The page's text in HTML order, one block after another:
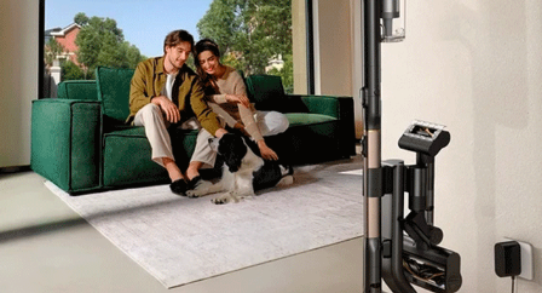
Верхнее расположение двигателя
Мощность
Казалось бы, это же не автомобиль, зачем тут
вообще думать о мощности? Все просто: при
работе с длинными, плотно растущими растениями
или толстыми стеблями прокрутить вал
двигателю становится сложно. Если его мощность